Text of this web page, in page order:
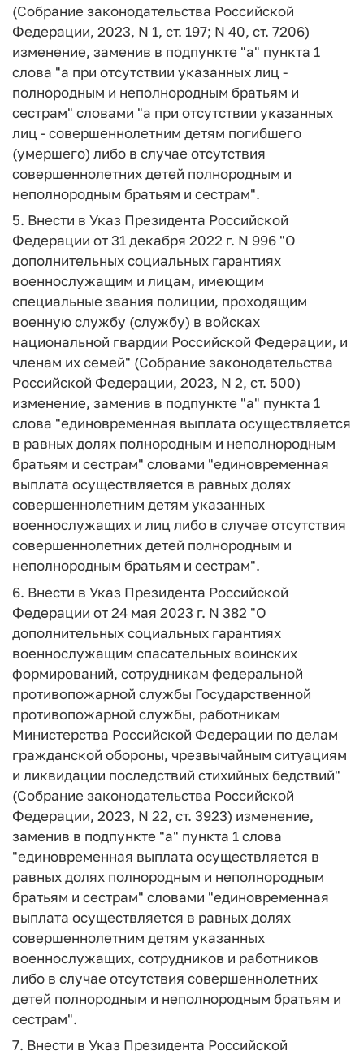
(Собрание законодательства Российской
Федерации, 2023, N 1, ст. 197; N 40, ст. 7206)
изменение, заменив в подпункте "а" пункта 1
слова "а при отсутствии указанных лиц -
полнородным и неполнородным братьям и
сестрам" словами "а при отсутствии указанных
лиц - совершеннолетним детям погибшего
(умершего) либо в случае отсутствия
совершеннолетних детей полнородным и
неполнородным братьям и сестрам".
5. Внести в Указ Президента Российской
Федерации от 31 декабря 2022 г. N 996 "О
дополнительных социальных гарантиях
военнослужащим и лицам, имеющим
специальные звания полиции, проходящим
военную службу (службу) в войсках
национальной гвардии Российской Федерации, и
членам их семей" (Собрание законодательства
Российской Федерации, 2023, N 2, ст. 500)
изменение, заменив в подпункте "а" пункта 1
слова "единовременная выплата осуществляется
в равных долях полнородным и неполнородным
братьям и сестрам" словами "единовременная
выплата осуществляется в равных долях
совершеннолетним детям указанных
военнослужащих и лиц либо в случае отсутствия
совершеннолетних детей полнородным и
неполнородным братьям и сестрам".
6. Внести в Указ Президента Российской
Федерации от 24 мая 2023 г. N 382 "О
дополнительных социальных гарантиях
военнослужащим спасательных воинских
формирований, сотрудникам федеральной
противопожарной службы Государственной
противопожарной службы, работникам
Министерства Российской Федерации по делам
гражданской обороны, чрезвычайным ситуациям
и ликвидации последствий стихийных бедствий"
(Собрание законодательства Российской
Федерации, 2023, N 22, ст. 3923) изменение,
заменив в подпункте "а" пункта 1 слова
"единовременная выплата осуществляется в
равных долях полнородным и неполнородным
братьям и сестрам" словами "единовременная
выплата осуществляется в равных долях
совершеннолетним детям указанных
военнослужащих, сотрудников и работников
либо в случае отсутствия совершеннолетних
детей полнородным и неполнородным братьям и
сестрам".
7. Внести в Указ Президента Российской